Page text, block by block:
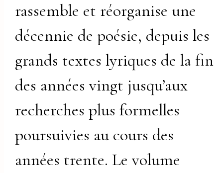
rassemble et réorganise une
décennie de poésie, depuis les
grands textes lyriques de la fin
des années vingt jusqu’aux
recherches plus formelles
poursuivies au cours des
années trente. Le volume